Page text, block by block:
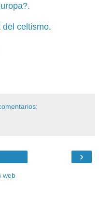
celtismo.
›
web